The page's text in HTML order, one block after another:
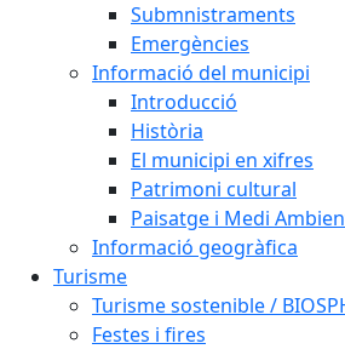
Submnistraments
Emergències
Informació del municipi
Introducció
Història
El municipi en xifres
Patrimoni cultural
Paisatge i Medi
Informació geogràfica
Turisme
Turisme sostenible /
Festes i fires